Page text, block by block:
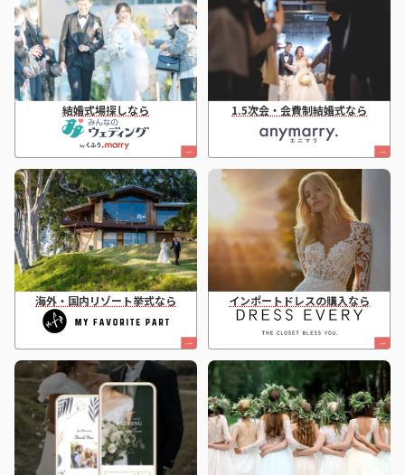
結婚式場探しなら 1.5次会・会費制結婚式なら
海外・国内リゾート挙式なら インポートドレスの購入なら